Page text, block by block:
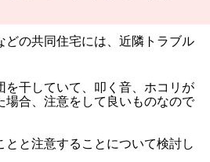
どの共同住宅には、近隣トラブル
を干していて、叩く音、ホコリが
場合、注意をして良いものなので
とと注意することについて検討し